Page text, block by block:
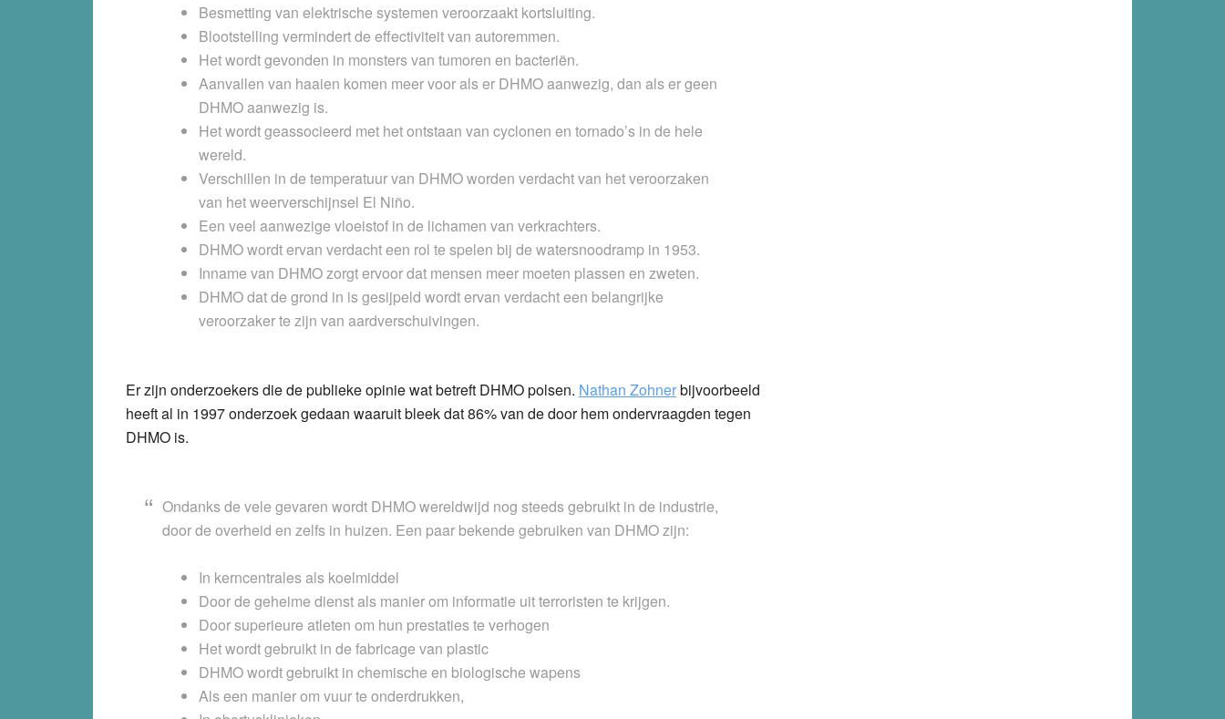
Besmetting van elektrische systemen veroorzaakt kortsluiting.
Blootstelling vermindert de effectiviteitvan autoremmen.
Het wordt gevonden in monsters van tumoren en bacteriën.
Aanvallen van haaien komen meer voor als er DHMO aanwezig, dan als er geen
DHMO aanwezig is.
Het wordt geassocieerd met het ontstaan van cyclonen en tornado’s in de hele
wereld.
Verschillen in de temperatuur van DHMO worden verdacht van het veroorzaken
van het weerverschijnsel El Niño.
Een veel aanwezige vloeistof in de lichamen van verkrachters.
DHMO wordt ervan verdacht een rol te spelen bij de watersnoodramp in 1953.
Inname van DHMO zorgt ervoor dat mensen meer moeten plassen en zweten.
DHMO dat de grond in is gesijpeld wordt ervan verdacht een belangrijke
veroorzaker te zijn van aardverschuivingen.
Er zijn onderzoekers die de publieke opinie wat betreft DHMO polsen. Nathan Zohnerbijvoorbeeld
heeft al in 1997 onderzoek gedaan waaruit bleek dat 86% van de door hem ondervraagden tegen
DHMO is.
Ondanks de vele gevaren wordt DHMO wereldwijd nog steeds gebruikt in de industrie,
door de overheid en zelfs in huizen. Een paar bekende gebruiken van DHMO zijn:
In kerncentralesals koelmiddel
Door de geheime dienstals manier om informatie uit terroristen te krijgen.
Doorsuperieure atleten om hun prestaties te verhogen
Het wordt gebruikt in de fabricage van plastic
DHMO wordt gebruikt in chemische en biologische wapens
Als een manier om vuurte onderdrukken,